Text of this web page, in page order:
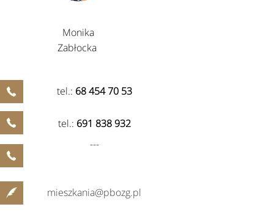
Monika
Zabłocka
tel.: 68 454 70 53
tel.: 691 838 932
---
mieszkania@pbozg.pl